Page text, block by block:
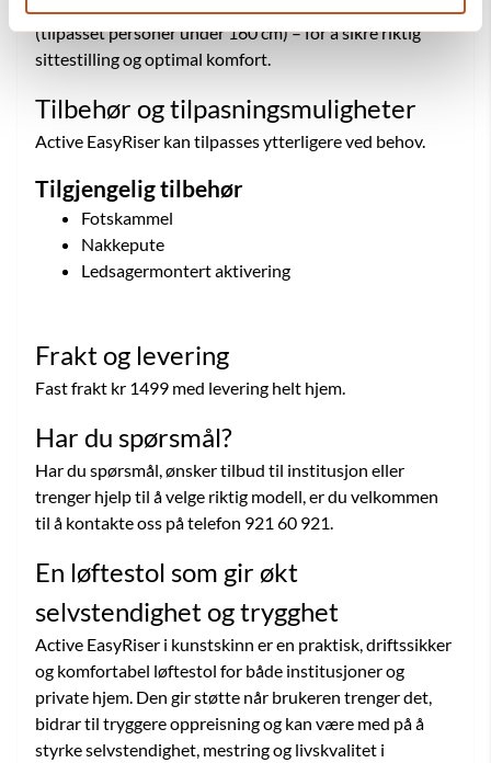
(tilpasset personer under 160 cm) – for å sikre riktig
sittestilling og optimal komfort.
Tilbehør og tilpasningsmuligheter
Active EasyRiser kan tilpasses ytterligere ved behov.
Tilgjengelig tilbehør
Fotskammel
Nakkepute
Ledsagermontert aktivering
Frakt og levering
Fast frakt kr 1499 med levering helt hjem.
Har du spørsmål?
Har du spørsmål, ønsker tilbud til institusjon eller
trenger hjelp til å velge riktig modell, er du velkommen
til å kontakte oss på telefon 921 60 921.
En løftestol som gir økt
selvstendighet og trygghet
Active EasyRiser i kunstskinn er en praktisk, driftssikker
og komfortabel løftestol for både institusjoner og
private hjem. Den gir støtte når brukeren trenger det,
bidrar til tryggere oppreisning og kan være med på å
styrke selvstendighet, mestring og livskvalitet i